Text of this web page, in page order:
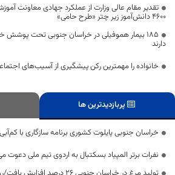
تقدیر مقام عالی وزارت از عملکرد جهادی معاونت
۴۶۰۰ دانش‌آموز زیر چتر «طرح حامی»
۱۸۵ بیمار هموفیلی در خراسان جنوبی تحت
دارند
خانواده را مهمترین رکن پیشگیری از آسیب‌های
پربازدیدترین ها
خراسان جنوبی پایلوت کشوری برنامه سازگاری با
نفرات برتر المپیاد بسکتبال به اردوی تیم ملی دعوت